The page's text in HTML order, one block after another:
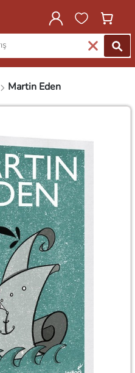
Martin Eden